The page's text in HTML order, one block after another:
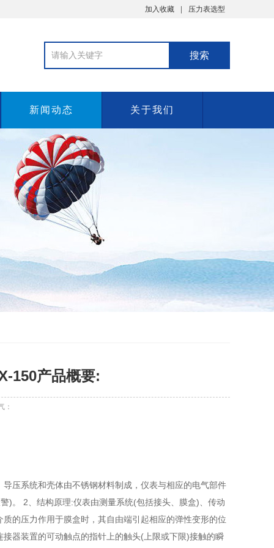
加入收藏 压力表选型
新闻动态 关于我们
150产品概要:
：
压系统和壳体由不锈钢材料制成，仪表与相应的电气部件
)。 2、结构原理:仪表由测量系统(包括接头、膜盒)、传动
的压力作用于膜盒时，其自由端引起相应的弹性变形的位
器装置的可动触点的指针上的触头(上限或下限)接触的瞬